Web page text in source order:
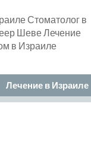
Стоматолог в
Шеве Лечение
в Израиле
Лечение в Израиле